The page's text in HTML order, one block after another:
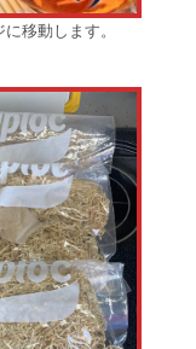
移動します。